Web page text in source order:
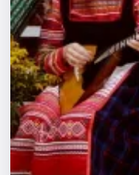
Города
Площадки
Артисты
Рейтинги